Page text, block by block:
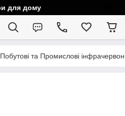
для дому
Побутові та Промислові інфрачервоні